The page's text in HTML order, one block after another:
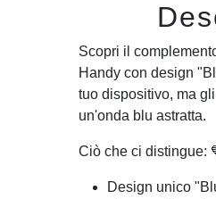
Scopri il
Handy con design
tuo dispositivo, ma
un'onda blu astratta.
Ciò che ci distingue:
Design unico